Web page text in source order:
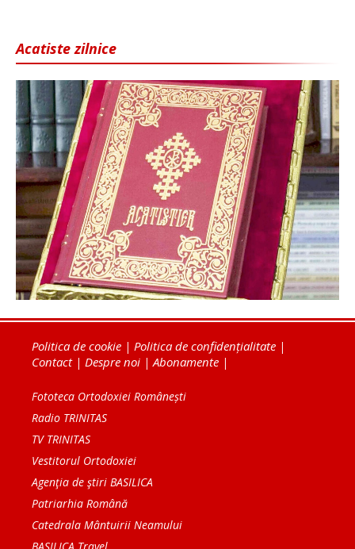
Acatiste zilnice
Politica de cookie | Politica de confidențialitate |
Contact| Despre noi | Abonamente |
Fototeca Ortodoxiei Românești
Radio TRINITAS
TV TRINITAS
Vestitorul Ortodoxiei
Agenţia de ştiri BASILICA
Patriarhia Română
Catedrala Mântuirii Neamului